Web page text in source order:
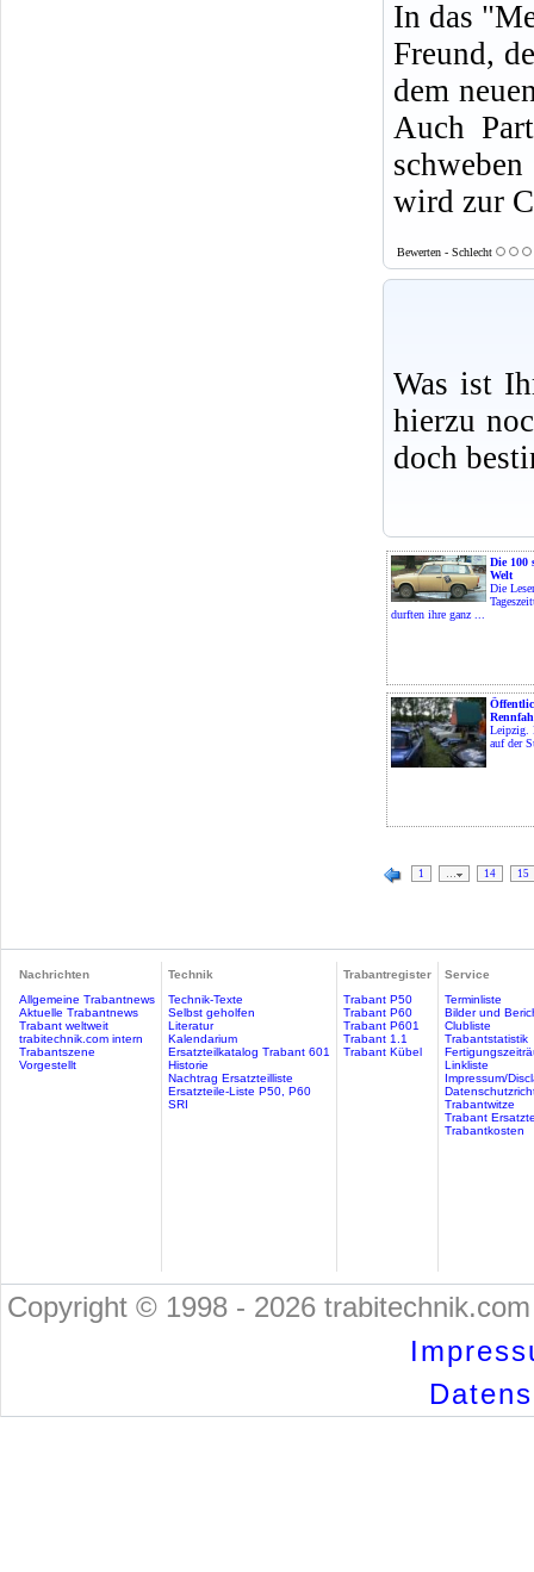
In das
Freund,
dem
Auch
wird zur
Bewerten - Schlecht
Was ist
hierzu
doch
Die 100
Welt
Die
durften ihre ganz ...
Leipzig.
auf der
1 … 14 15
Nachrichten
Allgemeine Trabantnews
Aktuelle Trabantnews
Trabant weltweit
trabitechnik.com intern
Trabantszene
Vorgestellt
Technik
Technik-Texte
Selbst geholfen
Literatur
Kalendarium
Ersatzteilkatalog Trabant 601
Historie
Nachtrag Ersatzteilliste
Ersatzteile-Liste P50, P60
SRI
Trabantregister
Trabant P50
Trabant P60
Trabant P601
Trabant 1.1
Trabant Kübel
Service
Terminliste
Bilder und
Clubliste
Trabantstatistik
Linkliste
Impressum/
Trabantwitze
Trabant
Trabantkosten
Copyright © 1998 - 2026